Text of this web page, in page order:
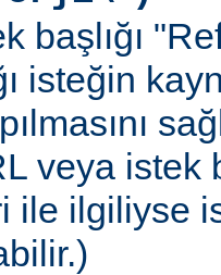
başlığı
isteğin
veya istek
ile ilgiliyse